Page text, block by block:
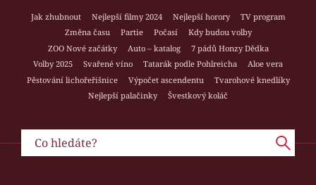
Jak zhubnout Nejlepší filmy 2024 Nejlepší horory
TV program
Změna času
Partie Počasí
Kdy budou volby
ZOO Nové začátky
Auto – katalog
7 pádů Honzy Dědka
Volby 2025
Svařené víno Tatarák podle Pohlreicha
Aloe vera
Pěstování lichořeřišnice
Výpočet ascendentu
Tvarohové knedlíky
Nejlepší palačinky
Švestkový koláč